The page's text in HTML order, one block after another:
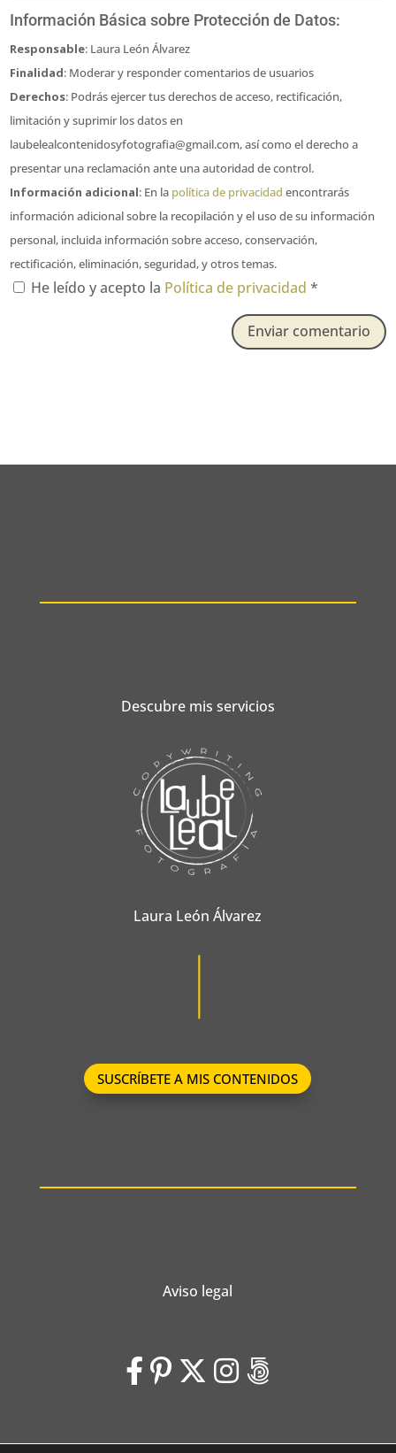
Información Básica sobre Protección de Datos:
Responsable: Laura León Álvarez
Finalidad: Moderar y responder comentarios de usuarios
Derechos: Podrás ejercer tus derechos de acceso, rectificación,
limitación y suprimir los datos en
laubelealcontenidosyfotografia@gmail.com, así como el derecho a
presentar una reclamación ante una autoridad de control.
Información adicional: En la política de privacidad encontrarás
información adicional sobre la recopilación y el uso de su información
personal, incluida información sobre acceso, conservación,
rectificación, eliminación, seguridad, y otros temas.
He leído y acepto la Política de privacidad*
Enviar comentario
Descubre mis servicios
Laura León Álvarez
SUSCRÍBETE A MIS CONTENIDOS
Aviso legal